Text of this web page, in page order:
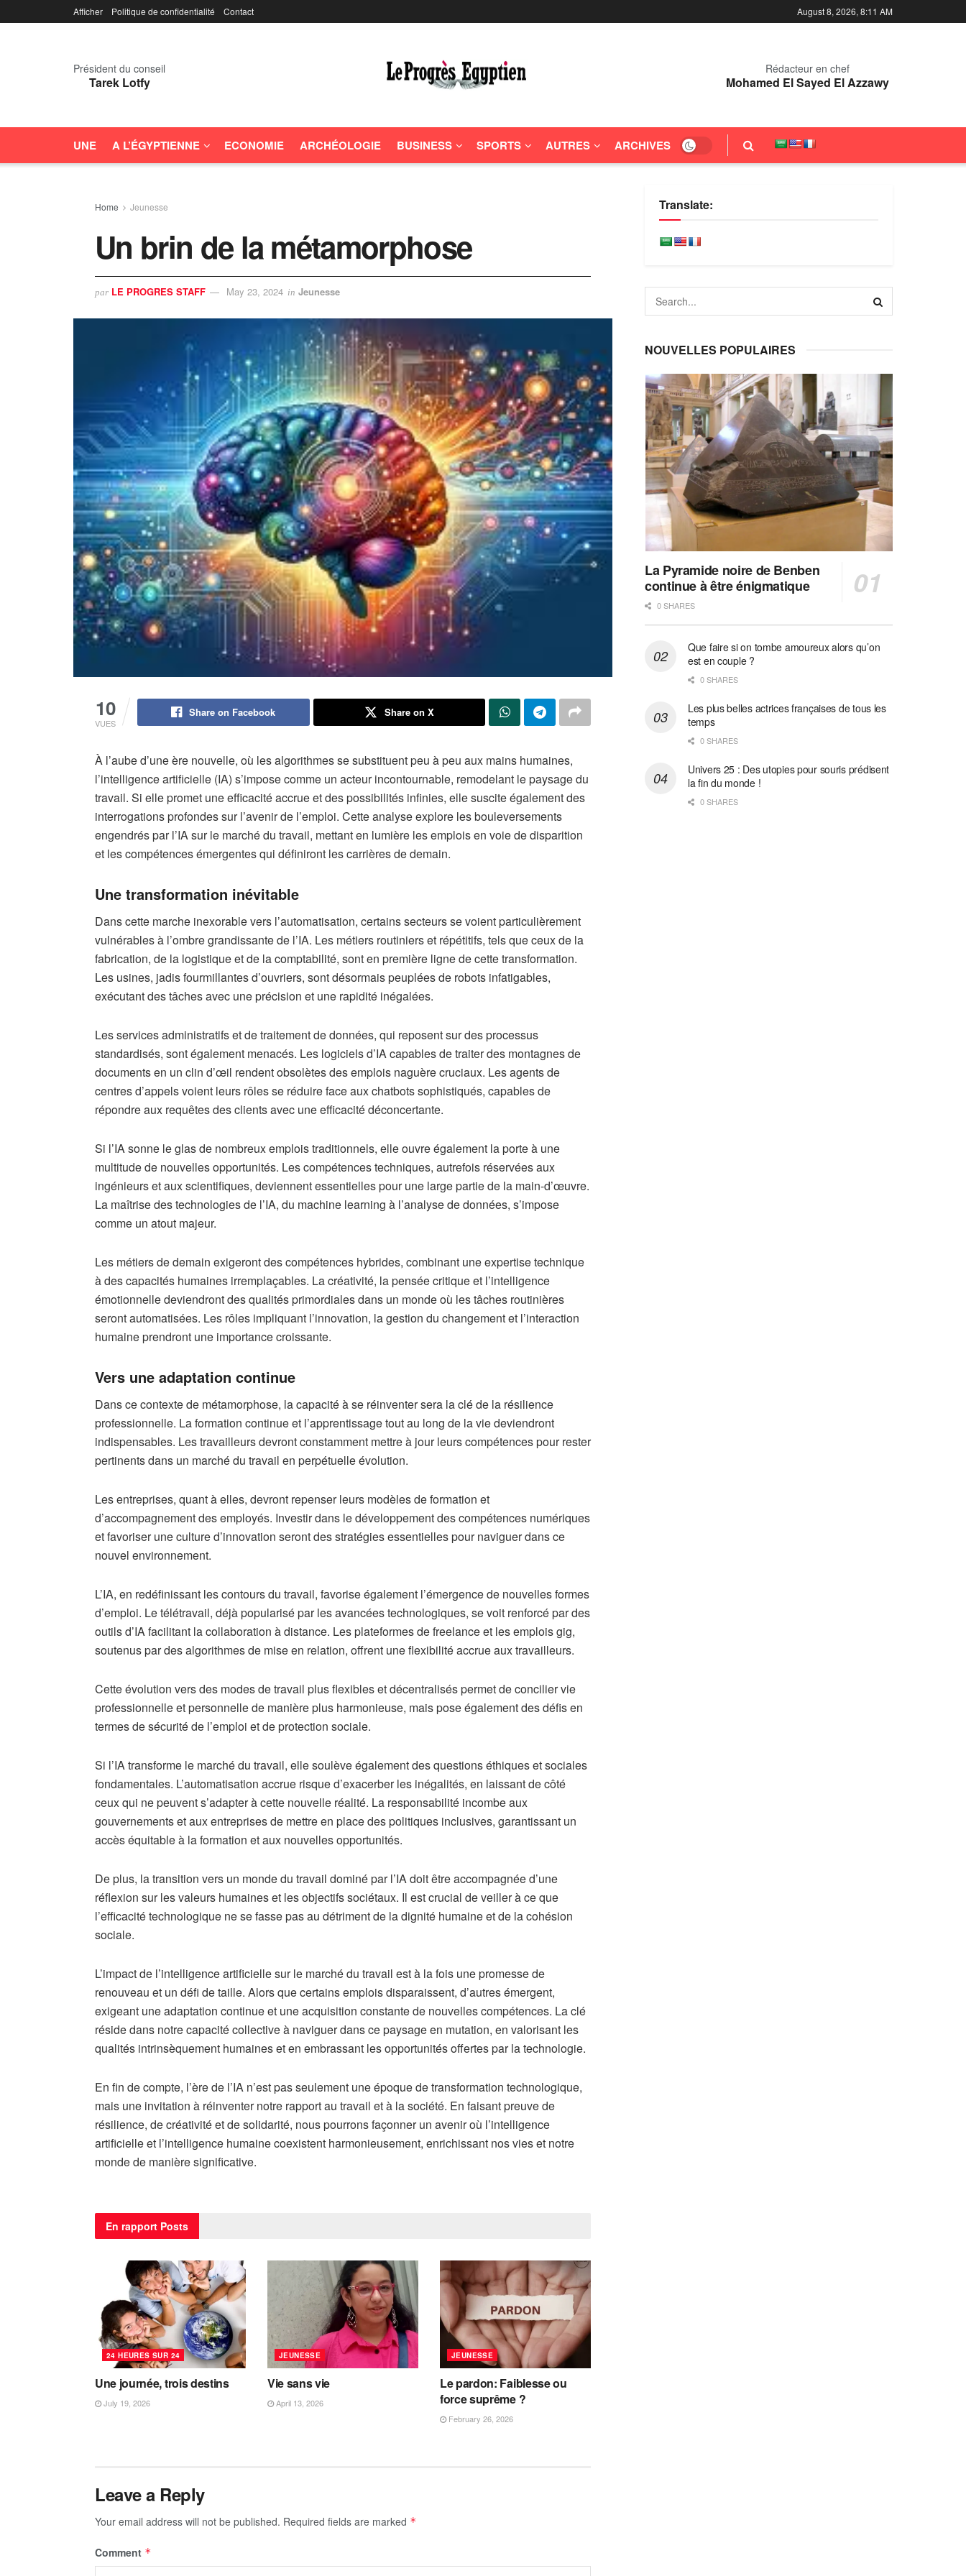
Afficher Politique de confidentialité Contact August 8, 2026, 8:11 AM
Président du conseil
Tarek Lotfy
Rédacteur en chef
Mohamed El Sayed El Azzawy
UNE A L’ÉGYPTIENNE ECONOMIE ARCHÉOLOGIE BUSINESS SPORTS AUTRES ARCHIVES
Home Jeunesse
Un brin de la métamorphose
par LE PROGRES STAFF May 23, 2024 in Jeunesse
10
VUES
Share on Facebook Share on X
À l’aube d’une ère nouvelle, où les algorithmes se substituent peu à peu aux mains humaines,
l’intelligence artificielle (IA) s’impose comme un acteur incontournable, remodelant le paysage du
travail. Si elle promet une efficacité accrue et des possibilités infinies, elle suscite également des
interrogations profondes sur l’avenir de l’emploi. Cette analyse explore les bouleversements
engendrés par l’IA sur le marché du travail, mettant en lumière les emplois en voie de disparition
et les compétences émergentes qui définiront les carrières de demain.
Une transformation inévitable
Dans cette marche inexorable vers l’automatisation, certains secteurs se voient particulièrement
vulnérables à l’ombre grandissante de l’IA. Les métiers routiniers et répétitifs, tels que ceux de la
fabrication, de la logistique et de la comptabilité, sont en première ligne de cette transformation.
Les usines, jadis fourmillantes d’ouvriers, sont désormais peuplées de robots infatigables,
exécutant des tâches avec une précision et une rapidité inégalées.
Les services administratifs et de traitement de données, qui reposent sur des processus
standardisés, sont également menacés. Les logiciels d’IA capables de traiter des montagnes de
documents en un clin d’œil rendent obsolètes des emplois naguère cruciaux. Les agents de
centres d’appels voient leurs rôles se réduire face aux chatbots sophistiqués, capables de
répondre aux requêtes des clients avec une efficacité déconcertante.
Si l’IA sonne le glas de nombreux emplois traditionnels, elle ouvre également la porte à une
multitude de nouvelles opportunités. Les compétences techniques, autrefois réservées aux
ingénieurs et aux scientifiques, deviennent essentielles pour une large partie de la main-d’œuvre.
La maîtrise des technologies de l’IA, du machine learning à l’analyse de données, s’impose
comme un atout majeur.
Les métiers de demain exigeront des compétences hybrides, combinant une expertise technique
à des capacités humaines irremplaçables. La créativité, la pensée critique et l’intelligence
émotionnelle deviendront des qualités primordiales dans un monde où les tâches routinières
seront automatisées. Les rôles impliquant l’innovation, la gestion du changement et l’interaction
humaine prendront une importance croissante.
Vers une adaptation continue
Dans ce contexte de métamorphose, la capacité à se réinventer sera la clé de la résilience
professionnelle. La formation continue et l’apprentissage tout au long de la vie deviendront
indispensables. Les travailleurs devront constamment mettre à jour leurs compétences pour rester
pertinents dans un marché du travail en perpétuelle évolution.
Les entreprises, quant à elles, devront repenser leurs modèles de formation et
d’accompagnement des employés. Investir dans le développement des compétences numériques
et favoriser une culture d’innovation seront des stratégies essentielles pour naviguer dans ce
nouvel environnement.
L’IA, en redéfinissant les contours du travail, favorise également l’émergence de nouvelles formes
d’emploi. Le télétravail, déjà popularisé par les avancées technologiques, se voit renforcé par des
outils d’IA facilitant la collaboration à distance. Les plateformes de freelance et les emplois gig,
soutenus par des algorithmes de mise en relation, offrent une flexibilité accrue aux travailleurs.
Cette évolution vers des modes de travail plus flexibles et décentralisés permet de concilier vie
professionnelle et personnelle de manière plus harmonieuse, mais pose également des défis en
termes de sécurité de l’emploi et de protection sociale.
Si l’IA transforme le marché du travail, elle soulève également des questions éthiques et sociales
fondamentales. L’automatisation accrue risque d’exacerber les inégalités, en laissant de côté
ceux qui ne peuvent s’adapter à cette nouvelle réalité. La responsabilité incombe aux
gouvernements et aux entreprises de mettre en place des politiques inclusives, garantissant un
accès équitable à la formation et aux nouvelles opportunités.
De plus, la transition vers un monde du travail dominé par l’IA doit être accompagnée d’une
réflexion sur les valeurs humaines et les objectifs sociétaux. Il est crucial de veiller à ce que
l’efficacité technologique ne se fasse pas au détriment de la dignité humaine et de la cohésion
sociale.
L’impact de l’intelligence artificielle sur le marché du travail est à la fois une promesse de
renouveau et un défi de taille. Alors que certains emplois disparaissent, d’autres émergent,
exigeant une adaptation continue et une acquisition constante de nouvelles compétences. La clé
réside dans notre capacité collective à naviguer dans ce paysage en mutation, en valorisant les
qualités intrinsèquement humaines et en embrassant les opportunités offertes par la technologie.
En fin de compte, l’ère de l’IA n’est pas seulement une époque de transformation technologique,
mais une invitation à réinventer notre rapport au travail et à la société. En faisant preuve de
résilience, de créativité et de solidarité, nous pourrons façonner un avenir où l’intelligence
artificielle et l’intelligence humaine coexistent harmonieusement, enrichissant nos vies et notre
monde de manière significative.
En rapport Posts
24 HEURES SUR 24
Une journée, trois destins
July 19, 2026
JEUNESSE
Vie sans vie
April 13, 2026
JEUNESSE
Le pardon: Faiblesse ou
force suprême ?
February 26, 2026
Leave a Reply
Your email address will not be published. Required fields are marked *
Comment *
Translate:
NOUVELLES POPULAIRES
La Pyramide noire de Benben
continue à être énigmatique
0 SHARES
Que faire si on tombe amoureux alors qu’on
est en couple ?
0 SHARES
Les plus belles actrices françaises de tous les
temps
0 SHARES
Univers 25 : Des utopies pour souris prédisent
la fin du monde !
0 SHARES